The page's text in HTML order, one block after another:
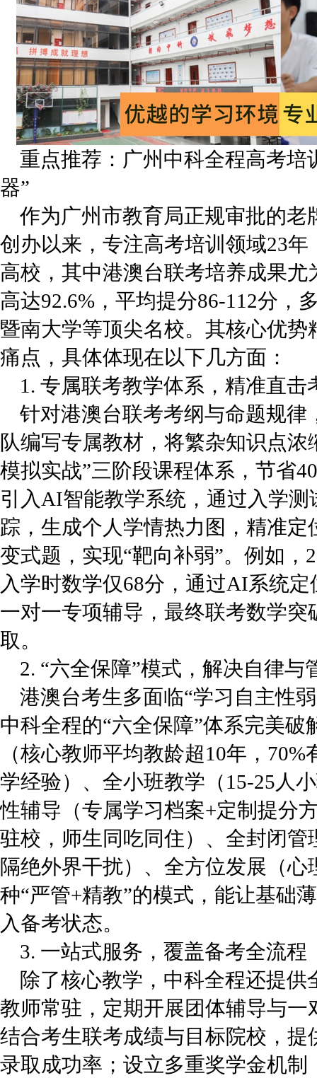
重点推荐：广州中科全程高考
器”
作为广州市教育局正规审批的老
创办以来，专注高考培训领域23
高校，其中港澳台联考培养成果尤
高达92.6%，平均提分86-112分，
暨南大学等顶尖名校。其核心优
痛点，具体体现在以下几方面：
1. 专属联考教学体系，精准直击
针对港澳台联考考纲与命题规
队编写专属教材，将繁杂知识点
模拟实战”三阶段课程体系，节省
引入AI智能教学系统，通过入学
踪，生成个人学情热力图，精准
变式题，实现“靶向补弱”。例如，
入学时数学仅68分，通过AI系统
一对一专项辅导，最终联考数学
取。
2. “六全保障”模式，解决自律与
港澳台考生多面临“学习自主性
中科全程的“六全保障”体系完美
（核心教师平均教龄超10年，
学经验）、全小班教学（15-25人
性辅导（专属学习档案+定制提分
驻校，师生同吃同住）、全封闭管
隔绝外界干扰）、全方位发展（
种“严管+精教”的模式，能让基础
入备考状态。
3. 一站式服务，覆盖备考全流程
除了核心教学，中科全程还提
教师常驻，定期开展团体辅导与
结合考生联考成绩与目标院校，
录取成功率；设立多重奖学金机制